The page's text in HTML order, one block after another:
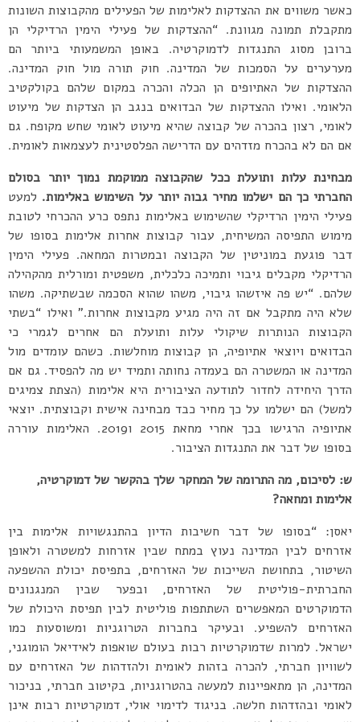
כאשר משווים את ההצדקות לאלימות של הפעילים מהקבוצות השונות
מתקבלת תמונה מגוונת. “ההצדקות של פעילי הימין הרדיקלי הן
ברובן מסוג התנגדות לדמוקרטיה. באופן המשמעותי ביותר הם
מערערים על הסמכות של המדינה. חוק תורה מול חוק המדינה.
ההצדקות של האתיופים הן הכלה והכרה במקום שלהם בקולקטיב
הלאומי. ואילו ההצדקות של הבדואים בנגב הן הצדקות של מיעוט
לאומי, רצון בהכרה של קבוצה שהיא מיעוט לאומי שחש מקופח. גם
אם הם לא בהכרח מזדהים עם הדרישה הפלסטינית לעצמאות לאומית.
מבחינת עלות ותועלת ככל שהקבוצה ממוקמת נמוך יותר בסולם
החברתי כך הם ישלמו מחיר גבוה יותר על השימוש באלימות. למעט
פעילי הימין הרדיקלי שהשימוש באלימות נתפס כרע ההכרחי לטובת
מימוש התפיסה המשיחית, עבור קבוצות אחרות אלימות בסופו של
דבר פוגעת במוניטין של הקבוצה ובמטרות המחאה. פעילי הימין
הרדיקלי מקבלים גיבוי ותמיכה כלכלית, משפטית ומורלית מהקהילה
שלהם. “יש פה איזשהו גיבוי, משהו שהוא הסכמה שבשתיקה. משהו
שלא היה מתקבל אם זה היה מגיע מקבוצות אחרות.” ואילו “בשתי
הקבוצות הנותרות שיקולי עלות ותועלת הם אחרים לגמרי כי
הבדואים ויוצאי אתיופיה, הן קבוצות מוחלשות. כשהם עומדים מול
המדינה או המשטרה הם בעמדה נחותה ותמיד יש מה להפסיד. גם אם
הדרך היחידה לחדור לתודעה הציבורית היא אלימות (הצתת צמיגים
למשל) הם ישלמו על כך מחיר כבד מבחינה אישית וקבוצתית. יוצאי
אתיופיה הרגישו בכך אחרי מחאת 2015 ו2019. האלימות עוררה
בסופו של דבר את התנגדות הציבור.
ש: לסיכום, מה התרומה של המחקר שלך בהקשר של דמוקרטיה,
אלימות ומחאה?
יאסן: “בסופו של דבר חשיבות הדיון בהתנגשויות אלימות בין
אזרחים לבין המדינה נעוץ במתח שבין אזרחות למשטרה ולאופן
השיטור, בתחושת השייכות של האזרחים, בתפיסת יכולת ההשפעה
החברתית-פוליטית של האזרחים, ובפער שבין המנגנונים
הדמוקרטים המאפשרים השתתפות פוליטית לבין תפיסת היכולת של
האזרחים להשפיע. ובעיקר בחברות הטרוגניות ומשוסעות כמו
ישראל. למרות שדמוקרטיות רבות בעולם שואפות לאידיאל הומוגני,
לשוויון חברתי, להכרה בזהות לאומית ולהזדהות של האזרחים עם
המדינה, הן מתאפיינות למעשה בהטרוגניות, בקיטוב חברתי, בניכור
לאומי ובהזדהות חלשה. בניגוד לדימוי אולי, דמוקרטיות רבות אינן